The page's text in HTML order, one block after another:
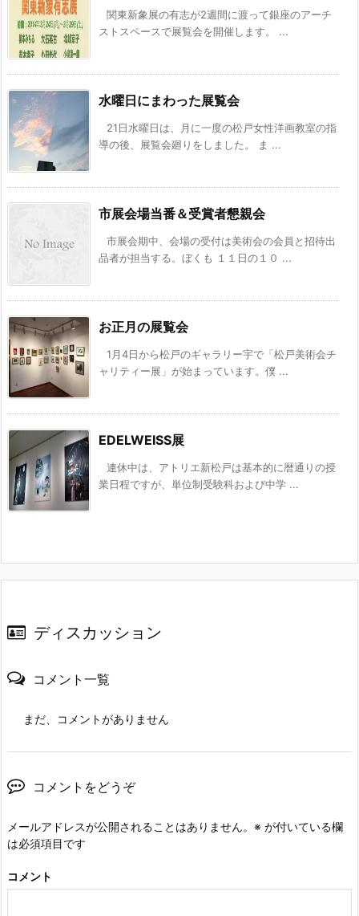
関東新象展の有志が2週間に渡って銀座のアーチ
ストスペースで展覧会を開催します。 ...
水曜日にまわった展覧会
21日水曜日は、月に一度の松戸女性洋画教室の指
導の後、展覧会廻りをしました。 ま ...
市展会場当番＆受賞者懇親会
市展会期中、会場の受付は美術会の会員と招待出
品者が担当する。ぼくも １１日の１０ ...
お正月の展覧会
1月4日から松戸のギャラリー宇で「松戸美術会チ
ャリティー展」が始まっています。僕 ...
EDELWEISS展
連休中は、アトリエ新松戸は基本的に暦通りの授
業日程ですが、単位制受験科および中学 ...
ディスカッション
コメント一覧
まだ、コメントがありません
コメントをどうぞ
メールアドレスが公開されることはありません。 ※ が付いている欄
は必須項目です
コメント